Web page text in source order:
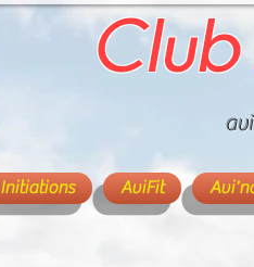
Initiations AviFit